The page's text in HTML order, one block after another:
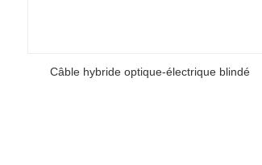
Câble hybride optique-électrique blindé